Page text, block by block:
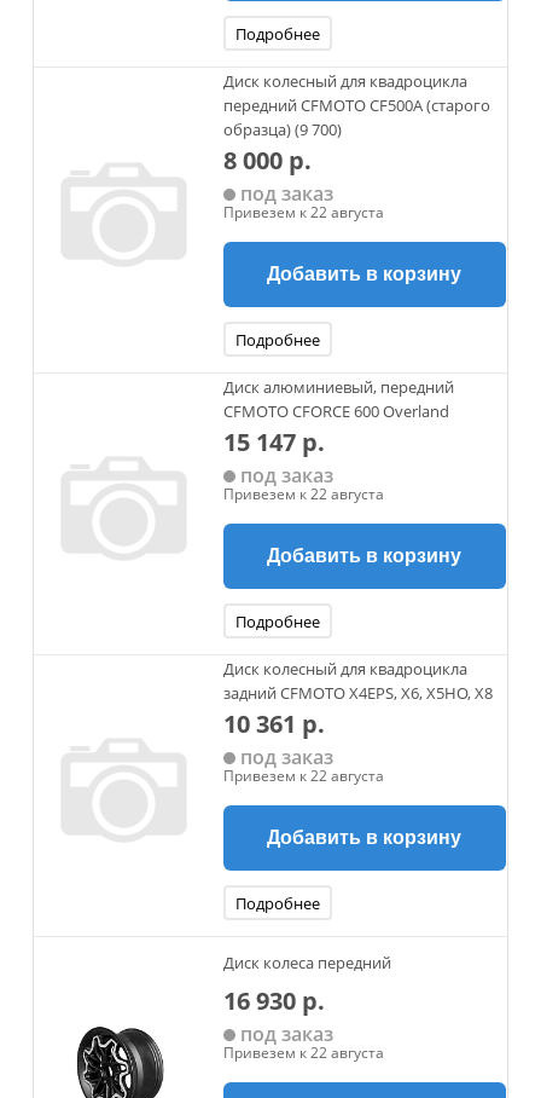
Подробнее
Диск колесный для квадроцикла
передний CFMOTO CF500A (старого
образца) (9 700)
8 000 р.
под заказ
Привезем к 22 августа
Добавить в корзину
Подробнее
Диск алюминиевый, передний
CFMOTO CFORCE 600 Overland
15 147 р.
под заказ
Привезем к 22 августа
Добавить в корзину
Подробнее
Диск колесный для квадроцикла
задний CFMOTO X4EPS, X6, X5HO, X8
10 361 р.
под заказ
Привезем к 22 августа
Добавить в корзину
Подробнее
Диск колеса передний
16 930 р.
под заказ
Привезем к 22 августа